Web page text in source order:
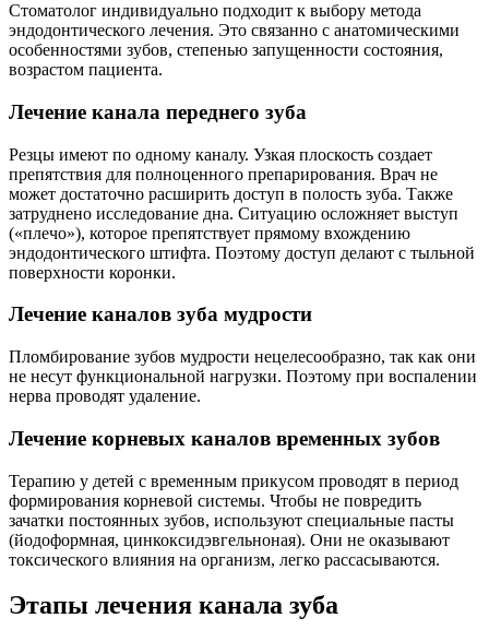
Стоматолог индивидуально подходит к выбору метода
эндодонтического лечения. Это связанно с анатомическими
особенностями зубов, степенью запущенности состояния,
возрастом пациента.
Лечение канала переднего зуба
Резцы имеют по одному каналу. Узкая плоскость создает
препятствия для полноценного препарирования. Врач не
может достаточно расширить доступ в полость зуба. Также
затруднено исследование дна. Ситуацию осложняет выступ
(«плечо»), которое препятствует прямому вхождению
эндодонтического штифта. Поэтому доступ делают с тыльной
поверхности коронки.
Лечение каналов зуба мудрости
Пломбирование зубов мудрости нецелесообразно, так как они
не несут функциональной нагрузки. Поэтому при воспалении
нерва проводят удаление.
Лечение корневых каналов временных зубов
Терапию у детей с временным прикусом проводят в период
формирования корневой системы. Чтобы не повредить
зачатки постоянных зубов, используют специальные пасты
(йодоформная, цинкоксидэвгельноная). Они не оказывают
токсического влияния на организм, легко рассасываются.
Этапы лечения канала зуба